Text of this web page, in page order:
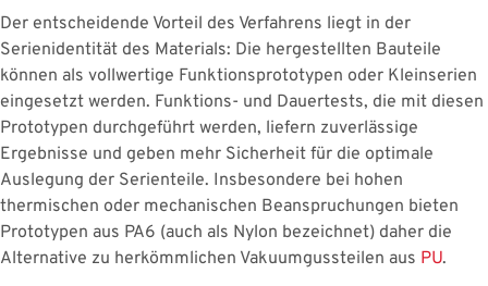
Der entscheidende Vorteil des Verfahrens liegt in der
Serienidentität des Materials: Die hergestellten Bauteile
können als vollwertige Funktionsprototypen oder Kleinserien
eingesetzt werden. Funktions- und Dauertests, die mit diesen
Prototypen durchgeführt werden, liefern zuverlässige
Ergebnisse und geben mehr Sicherheit für die optimale
Auslegung der Serienteile. Insbesondere bei hohen
thermischen oder mechanischen Beanspruchungen bieten
Prototypen aus PA6 (auch als Nylon bezeichnet) daher die
Alternative zu herkömmlichen Vakuumgussteilen aus PU.